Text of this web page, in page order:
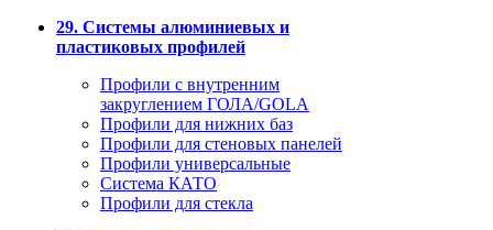
29. Системы алюминиевых и
пластиковых профилей
Профили с внутренним
закруглением ГОЛА/GOLA
Профили для нижних баз
Профили для стеновых панелей
Профили универсальные
Система КАТО
Профили для стекла